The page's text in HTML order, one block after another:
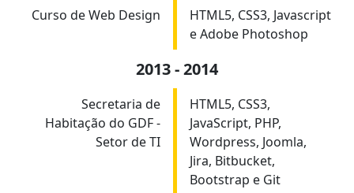
Curso de Web Design
HTML5, CSS3, Javascript
e Adobe Photoshop
2013 - 2014
Secretaria de
Habitação do GDF -
Setor de TI
HTML5, CSS3,
JavaScript, PHP,
Wordpress, Joomla,
Jira, Bitbucket,
Bootstrap e Git